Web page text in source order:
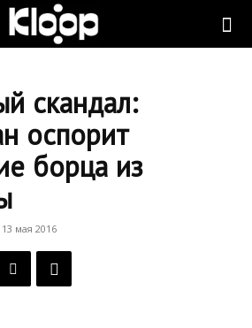
скандал:
оспорит
борца из
13 мая 2016